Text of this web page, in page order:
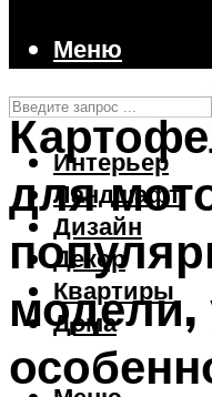
Интерьер
Ландшафт
Дизайн
Декор
Квартиры
Дома
Меню
для
модели,